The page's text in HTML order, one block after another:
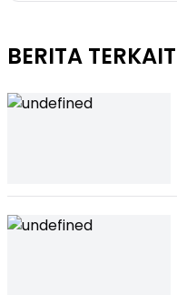
BERITA TERKAIT